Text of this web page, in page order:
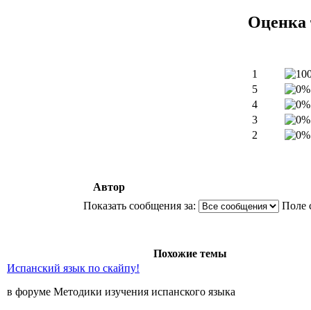
Оценка
1
5
4
3
2
Автор
Показать сообщения за:
Поле
Похожие темы
Испанский язык по скайпу!
в форуме Методики изучения испанского языка